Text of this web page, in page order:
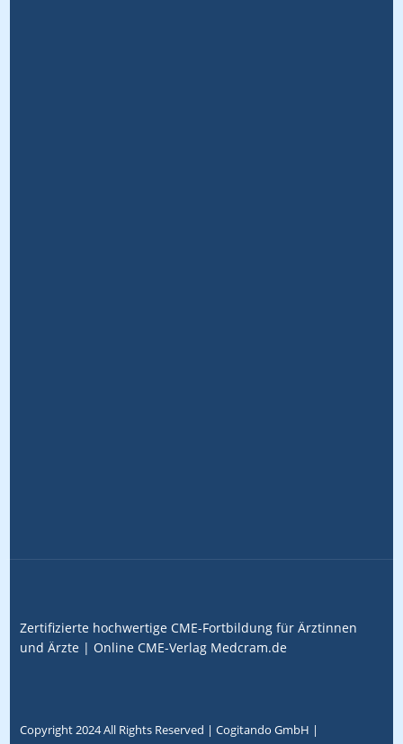
Zertifizierte hochwertige CME-Fortbildung für Ärztinnen
und Ärzte | Online CME-VerlagMedcram.de
Copyright 2024 All Rights Reserved | Cogitando GmbH |